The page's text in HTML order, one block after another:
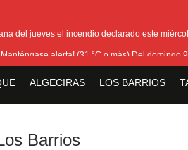
del jueves el incendio declarado este
alerta! (31 °C o más) Del domingo
ALGECIRAS LOS BARRIOS
Barrios